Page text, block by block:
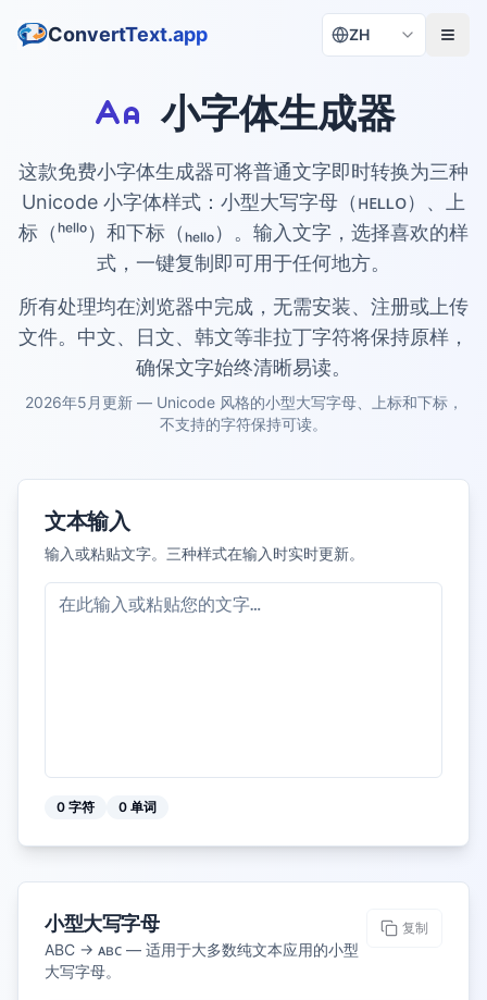
ConvertText.app ZH
小字体生成器
这款免费小字体生成器可将普通文字即时转换为三种
Unicode 小字体样式：小型大写字母（ʜᴇʟʟᴏ）、上
标（ʰᵉˡˡᵒ）和下标（ₕₑₗₗₒ）。输入文字，选择喜欢的样
式，一键复制即可用于任何地方。
所有处理均在浏览器中完成，无需安装、注册或上传
文件。中文、日文、韩文等非拉丁字符将保持原样，
确保文字始终清晰易读。
2026年5月更新 — Unicode 风格的小型大写字母、上标和下标，
不支持的字符保持可读。
文本输入
输入或粘贴文字。三种样式在输入时实时更新。
0 字符 0 单词
小型大写字母
ABC → ᴀʙᴄ — 适用于大多数纯文本应用的小型
大写字母。
复制